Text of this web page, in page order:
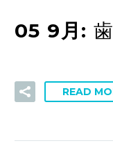
05 9月:
READ